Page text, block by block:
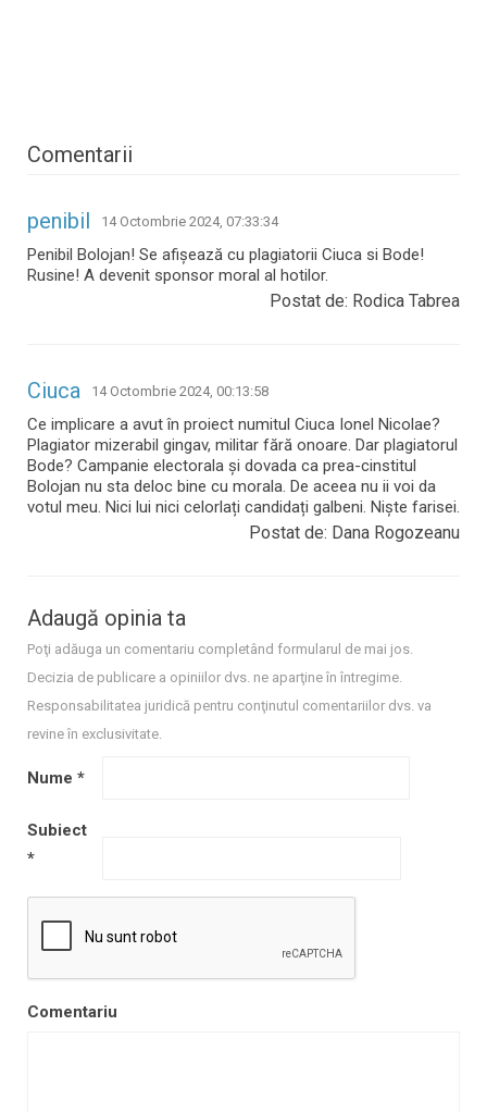
Comentarii
penibil 14 Octombrie 2024, 07:33:34
Penibil Bolojan! Se afișează cu plagiatorii Ciuca si Bode!
Rusine! A devenit sponsor moral al hotilor.
Postat de: Rodica Tabrea
Ciuca 14 Octombrie 2024, 00:13:58
Ce implicare a avut în proiect numitul Ciuca Ionel Nicolae?
Plagiator mizerabil gingav, militar fără onoare. Dar plagiatorul
Bode? Campanie electorala și dovada ca prea-cinstitul
Bolojan nu sta deloc bine cu morala. De aceea nu ii voi da
votul meu. Nici lui nici celorlați candidați galbeni. Niște farisei.
Postat de: Dana Rogozeanu
Adaugă opinia ta
Poţi adăuga un comentariu completând formularul de mai jos.
Decizia de publicare a opiniilor dvs. ne aparţine în întregime.
Responsabilitatea juridică pentru conţinutul comentariilor dvs. va
revine în exclusivitate.
Nume *
Subiect
*
Comentariu